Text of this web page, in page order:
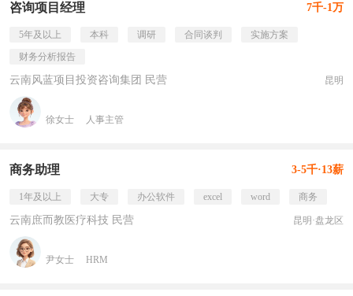
咨询项目经理 7千-1万
5年及以上 本科 调研 合同谈判
实施方案
财务分析报告
云南风蓝项目投资咨询集团 民营 昆明
徐女士 人事主管
商务助理 3-5千·13薪
1年及以上 大专 办公软件 excel word 商务
云南庶而教医疗科技 民营 昆明·盘龙区
尹女士 HRM